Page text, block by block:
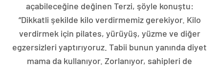
açabileceğine değinen Terzi, şöyle konuştu:
“Dikkatli şekilde kilo verdirmemiz gerekiyor. Kilo
verdirmek için pilates, yürüyüş, yüzme ve diğer
egzersizleri yaptırıyoruz. Tabii bunun yanında diyet
mama da kullanıyor. Zorlanıyor, sahipleri de